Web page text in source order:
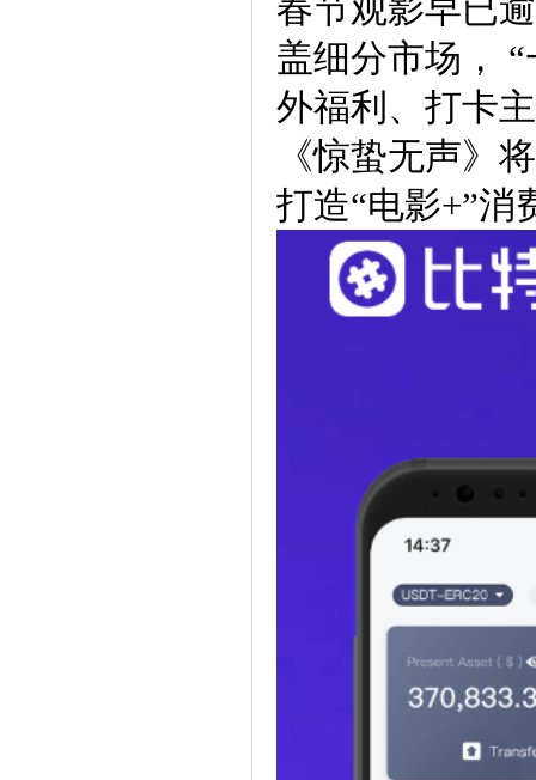
春节观影早已
盖细分市场，
外福利、打卡
《惊蛰无声》
打造“电影+”消